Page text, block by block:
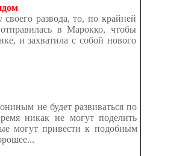
развода, то, по крайней
в Марокко, чтобы
и захватила с собой нового
не будет развиваться по
никак не могут поделить
могут привести к подобным